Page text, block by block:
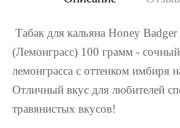
Табак для кальяна Honey
(Лемонграсс) 100 грамм -
лемонграсса с оттенком имбиря
Отличный вкус для любителей
травянистых вкусов!